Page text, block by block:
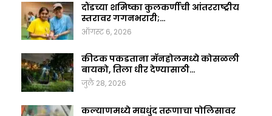
दौंडच्या शमिष्का कुलकर्णीची आंतरराष्ट्रीय
स्तरावर गगनभरारी;…
ऑगस्ट 6, 2026
कीटक पकडताना मॅनहोलमध्ये कोसळली
बायको, तिला धीर देण्यासाठी…
जुलै 28, 2026
कल्याणमध्ये मद्यधुंद तरूणाचा पोलिसावर